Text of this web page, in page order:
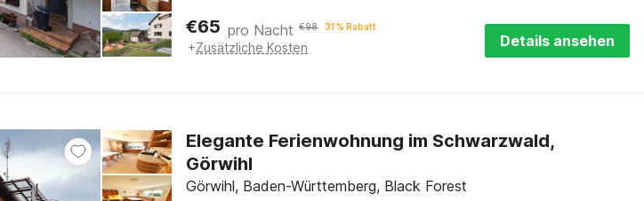
€65 pro Nacht €98 31 % Rabatt
+Zusätzliche Kosten Details ansehen
Elegante Ferienwohnung im Schwarzwald,
Görwihl
Görwihl, Baden-Württemberg, Black Forest